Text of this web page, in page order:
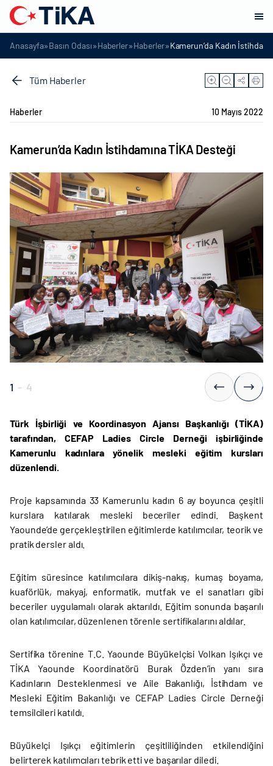
Anasayfa»Basın Odası»Haberler»Haberler»Kamerun’da Kadın
Tüm Haberler
Haberler 10 Mayıs 2022
Kamerun’da Kadın İstihdamına TİKA Desteği
1 - 4
Türk İşbirliği ve Koordinasyon Ajansı Başkanlığı (TİKA)
tarafından, CEFAP Ladies Circle Derneği işbirliğinde
Kamerunlu kadınlara yönelik mesleki eğitim kursları
düzenlendi.
Proje kapsamında 33 Kamerunlu kadın 6 ay boyunca çeşitli
kurslara katılarak mesleki beceriler edindi. Başkent
Yaounde’de gerçekleştirilen eğitimlerde katılımcılar, teorik ve
pratik dersler aldı.
Eğitim süresince katılımcılara dikiş-nakış, kumaş boyama,
kuaförlük, makyaj, enformatik, mutfak ve el sanatları gibi
beceriler uygulamalı olarak aktarıldı. Eğitim sonunda başarılı
olan katılımcılar, düzenlenen törenle sertifikalarını aldılar.
Sertifika törenine T.C. Yaounde Büyükelçisi Volkan Işıkçı ve
TİKA Yaounde Koordinatörü Burak Özden’in yanı sıra
Kadınların Desteklenmesi ve Aile Bakanlığı, İstihdam ve
Mesleki Eğitim Bakanlığı ve CEFAP Ladies Circle Derneği
temsilcileri katıldı.
Büyükelçi Işıkçı eğitimlerin çeşitliliğinden etkilendiğini
belirterek katılımcıları tebrik etti ve başarılar diledi.